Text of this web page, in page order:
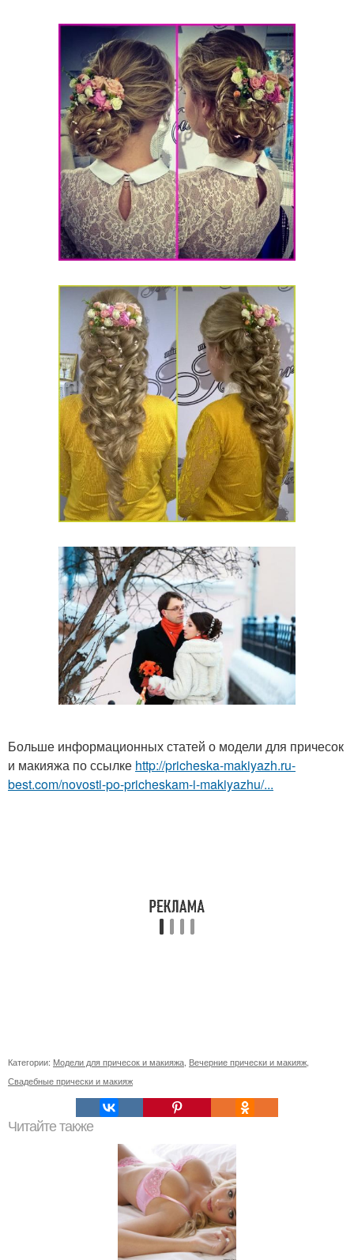
Больше информационных статей о модели для причесок
и макияжа по ссылке http://pricheska-makiyazh.ru-
best.com/novosti-po-pricheskam-i-makiyazhu/...
Категории: Модели для причесок и макияжа Вечерние прически и макияж
Свадебные прически и макияж
Читайте также